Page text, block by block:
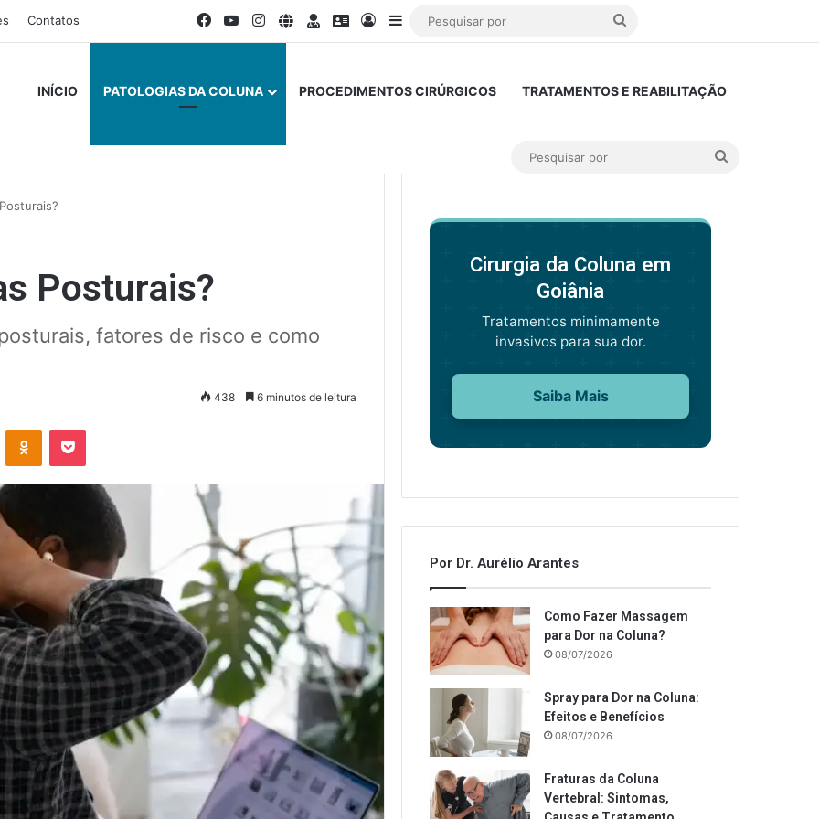
Contatos Facebook
YouTubeInstagram
SiteDoctoralia
Escavador
EntrarBarra Lateral
INÍCIO PATOLOGIAS DA COLUNA PROCEDIMENTOS CIRÚRGICOS TRATAMENTOS E REABILITAÇÃO
Posturais?
fatores de risco e como
438 6 minutos de leitura
OK Pocket
Cirurgia da Coluna em
Goiânia
Tratamentos minimamente
invasivos para sua dor.
Saiba Mais
Por Dr. Aurélio Arantes
Como Fazer Massagem
para Dor na Coluna?
08/07/2026
Spray para Dor na Coluna:
Efeitos e Benefícios
08/07/2026
Fraturas da Coluna
Vertebral: Sintomas,